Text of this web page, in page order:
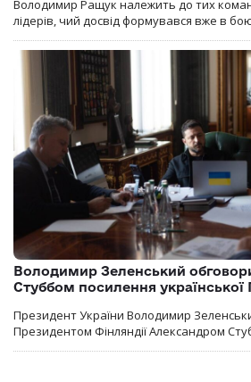
Володимир Ращук належить до тих
лідерів, чий досвід формувався вже в
Володимир Зеленський
Стуббом посилення
Президент України Володимир
Президентом Фінляндії Александром